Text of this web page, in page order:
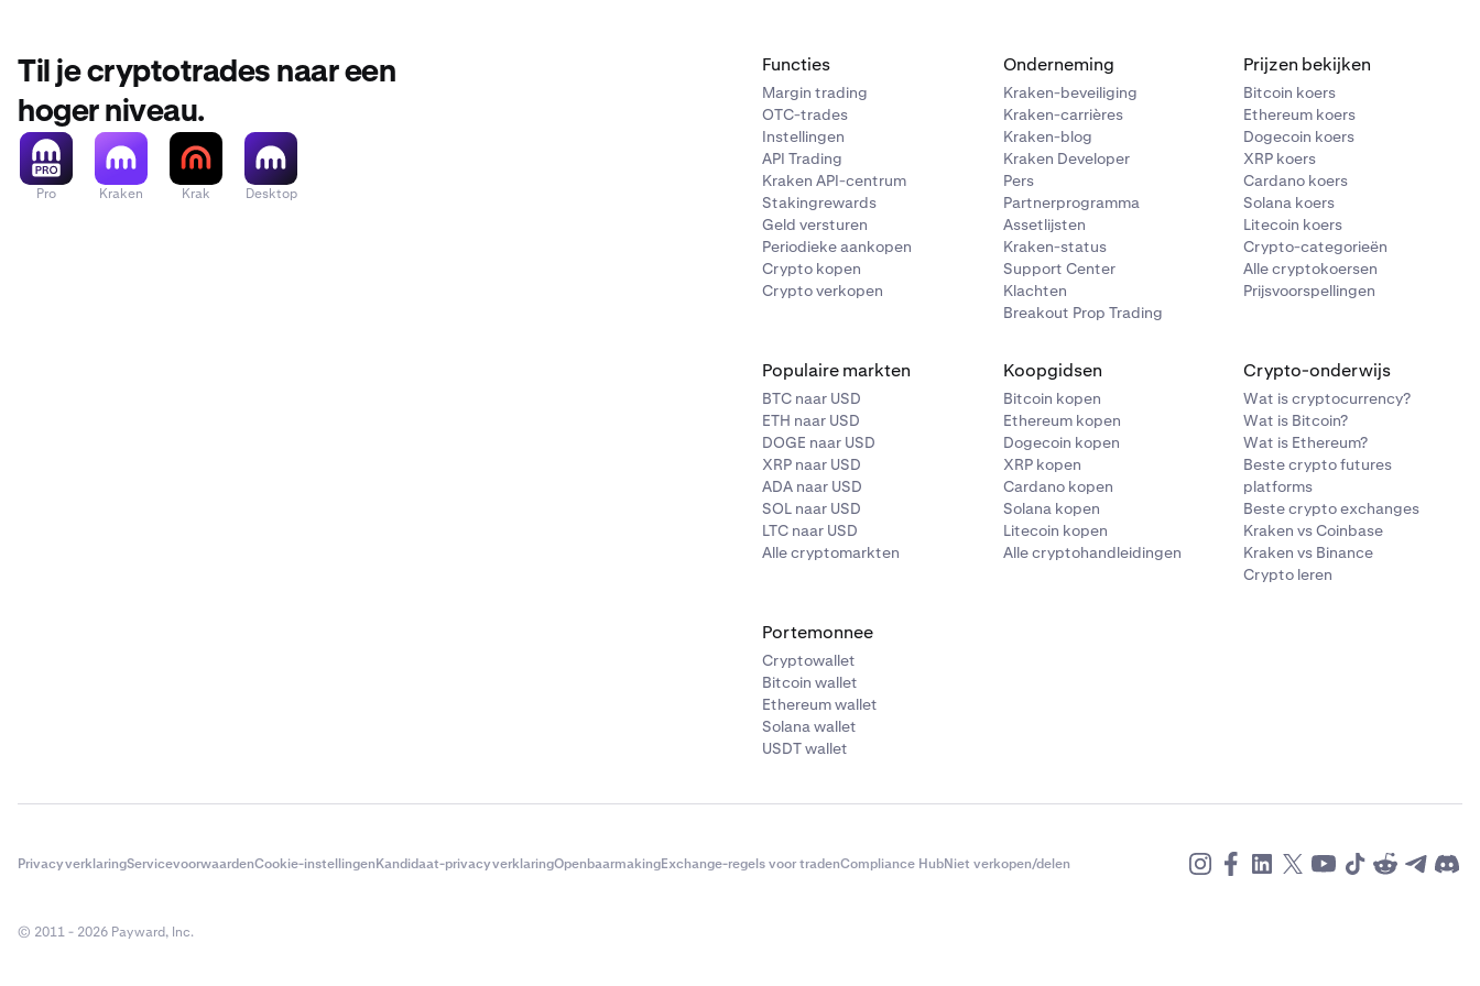
Til je cryptotrades naar een
hoger niveau.
Pro Kraken Krak Desktop
Functies
Margin trading
OTC-trades
Instellingen
API Trading
Kraken API-centrum
Stakingrewards
Geld versturen
Periodieke aankopen
Crypto kopen
Crypto verkopen
Onderneming
Kraken-beveiliging
Kraken-carrières
Kraken-blog
Kraken Developer
Pers
Partnerprogramma
Assetlijsten
Kraken-status
Support Center
Klachten
Breakout Prop Trading
Prijzen bekijken
Bitcoin koers
Ethereum koers
Dogecoin koers
XRP koers
Cardano koers
Solana koers
Litecoin koers
Crypto-categorieën
Alle cryptokoersen
Prijsvoorspellingen
Populaire markten
BTC naar USD
ETH naar USD
DOGE naar USD
XRP naar USD
ADA naar USD
SOL naar USD
LTC naar USD
Alle cryptomarkten
Koopgidsen
Bitcoin kopen
Ethereum kopen
Dogecoin kopen
XRP kopen
Cardano kopen
Solana kopen
Litecoin kopen
Alle cryptohandleidingen
Crypto-onderwijs
Wat is cryptocurrency?
Wat is Bitcoin?
Wat is Ethereum?
Beste crypto futures
platforms
Beste crypto exchanges
Kraken vs Coinbase
Kraken vs Binance
Crypto leren
Portemonnee
Cryptowallet
Bitcoin wallet
Ethereum wallet
Solana wallet
USDT wallet
PrivacyverklaringServicevoorwaardenCookie-instellingenKandidaat-privacyverklaringOpenbaarmakingExchange-regels voor tradenCompliance HubNiet verkopen/delen
© 2011 - 2026 Payward, Inc.